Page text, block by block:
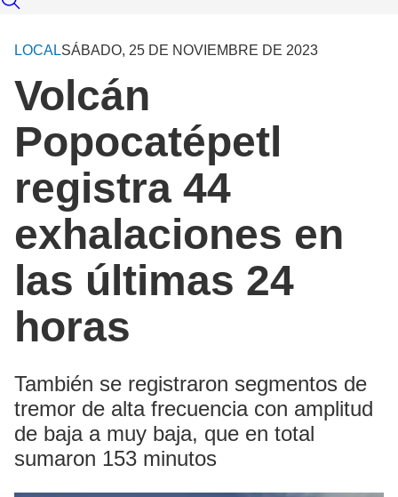
LOCALSÁBADO, 25 DE NOVIEMBRE DE 2023
Volcán
Popocatépetl
registra 44
exhalaciones en
las últimas 24
horas
También se registraron segmentos de
tremor de alta frecuencia con amplitud
de baja a muy baja, que en total
sumaron 153 minutos